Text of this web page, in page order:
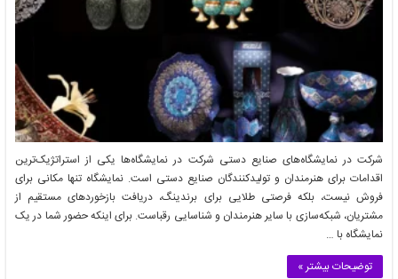
شرکت در نمایشگاه‌های صنایع دستی شرکت در نمایشگاه‌ها یکی از استراتژیک‌ترین
اقدامات برای هنرمندان و تولیدکنندگان صنایع دستی است. نمایشگاه تنها مکانی برای
فروش نیست، بلکه فرصتی طلایی برای برندینگ، دریافت بازخوردهای مستقیم از
مشتریان، شبکه‌سازی با سایر هنرمندان و شناسایی رقباست. برای اینکه حضور شما در یک
نمایشگاه با …
توضیحات بیشتر »